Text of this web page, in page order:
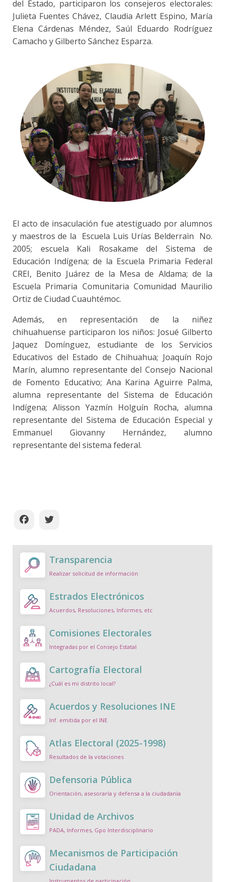
del Estado, participaron los consejeros electorales:
Julieta Fuentes Chávez, Claudia Arlett Espino, María
Elena Cárdenas Méndez, Saúl Eduardo Rodríguez
Camacho y Gilberto Sánchez Esparza.
El acto de insaculación fue atestiguado por alumnos
y maestros de la Escuela Luis Urías Belderraìn No.
2005; escuela Kali Rosakame del Sistema de
Educación Indígena; de la Escuela Primaria Federal
CREI, Benito Juárez de la Mesa de Aldama; de la
Escuela Primaria Comunitaria Comunidad Maurilio
Ortiz de Ciudad Cuauhtémoc.
Además, en representación de la niñez
chihuahuense participaron los niños: Josué Gilberto
Jaquez Domínguez, estudiante de los Servicios
Educativos del Estado de Chihuahua; Joaquín Rojo
Marín, alumno representante del Consejo Nacional
de Fomento Educativo; Ana Karina Aguirre Palma,
alumna representante del Sistema de Educación
Indígena; Alisson Yazmín Holguín Rocha, alumna
representante del Sistema de Educación Especial y
Emmanuel Giovanny Hernández, alumno
representante del sistema federal.
Transparencia
Realizar solicitud de información
Estrados Electrónicos
Acuerdos, Resoluciones, Informes, etc
Comisiones Electorales
Integradas por el Consejo Estatal
Cartografía Electoral
¿Cuál es mi distrito local?
Acuerdos y Resoluciones INE
Inf. emitida por el INE
Atlas Electoral (2025-1998)
Resultados de la votaciones
Defensoria Pública
Orientación, asesoraría y defensa a la ciudadanía
Unidad de Archivos
PADA, Informes, Gpo Interdisciplinario
Mecanismos de Participación
Ciudadana